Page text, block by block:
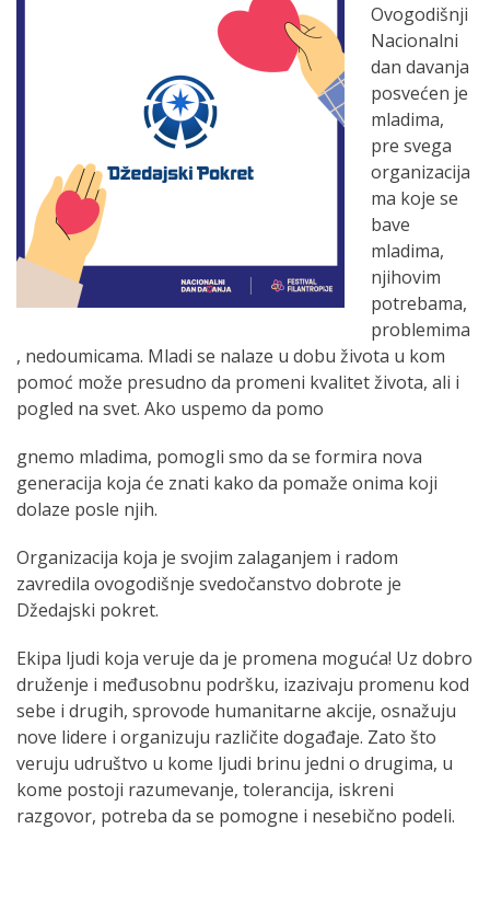
Ovogodišnji
Nacionalni
dan davanja
posvećen je
mladima,
pre svega
organizacija
ma koje se
bave
mladima,
njihovim
potrebama,
problemima
, nedoumicama. Mladi se nalaze u dobu života u kom
pomoć može presudno da promeni kvalitet života, ali i
pogled na svet. Ako uspemo da pomo
gnemo mladima, pomogli smo da se formira nova
generacija koja će znati kako da pomaže onima koji
dolaze posle njih.
Organizacija koja je svojim zalaganjem i radom
zavredila ovogodišnje svedočanstvo dobrote je
Džedajski pokret.
Ekipa ljudi koja veruje da je promena moguća! Uz dobro
druženje i međusobnu podršku, izazivaju promenu kod
sebe i drugih, sprovode humanitarne akcije, osnažuju
nove lidere i organizuju različite događaje. Zato što
veruju udruštvo u kome ljudi brinu jedni o drugima, u
kome postoji razumevanje, tolerancija, iskreni
razgovor, potreba da se pomogne i nesebično podeli.